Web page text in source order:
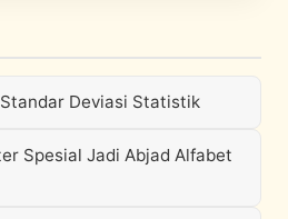
Deviasi Statistik
Spesial Jadi Abjad Alfabet